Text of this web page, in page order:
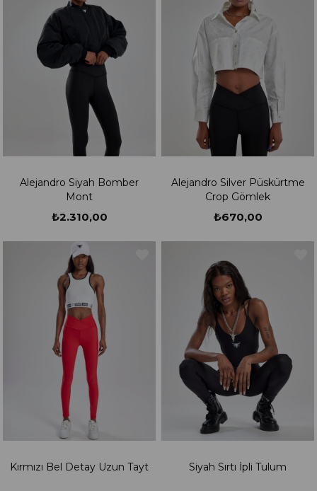
Alejandro Siyah Bomber
Mont
₺2.310,00
Alejandro Silver Püskürtme
Crop Gömlek
₺670,00
Kırmızı Bel Detay Uzun Tayt Siyah Sırtı İpli Tulum